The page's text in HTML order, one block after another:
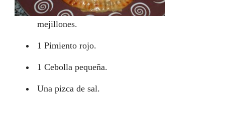
mejillones.
1 Pimiento rojo.
1 Cebolla pequeña.
Una pizca de sal.